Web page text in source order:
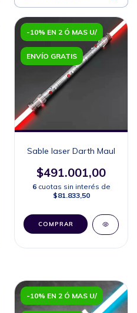
-10% EN 2 Ó MAS U/
ENVÍO GRATIS
Sable laser Darth Maul
$491.001,00
6 cuotas sin interés de
$81.833,50
COMPRAR
-10% EN 2 Ó MAS U/